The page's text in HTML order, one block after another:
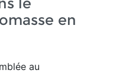
en
au